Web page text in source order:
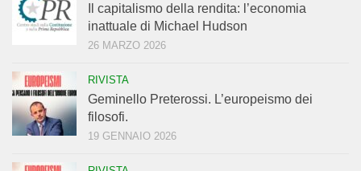
Il capitalismo della rendita: l’economia
inattuale di Michael Hudson
26 MARZO 2026
RIVISTA
Geminello Preterossi. L’europeismo dei
filosofi.
19 GENNAIO 2026